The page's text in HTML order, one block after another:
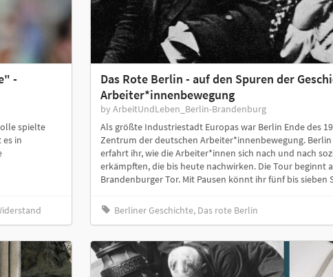
-
spielte
in
Das Rote Berlin - auf den Spuren der
Arbeiter*innenbewegung
by ArbeitUndLeben_Berlin-Brandenburg
Als größte Industriestadt Europas war Berlin Ende des
Zentrum der deutschen Arbeiter*innenbewegung.
erfahrt ihr, wie die Arbeiter*innen sich nach und nach
erkämpften, die bis heute nachwirken. Die Tour beginnt
Brandenburger Tor. Mit Pausen könnt ihr fünf bis
Berliner Geschichte, Das rote Berlin